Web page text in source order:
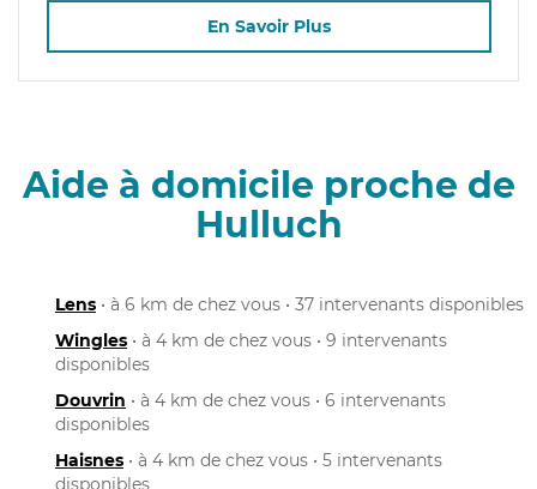
En Savoir Plus
Aide à domicile proche de
Hulluch
Lens • à 6 km de chez vous • 37 intervenants disponibles
Wingles • à 4 km de chez vous • 9 intervenants
disponibles
Douvrin • à 4 km de chez vous • 6 intervenants
disponibles
Haisnes • à 4 km de chez vous • 5 intervenants
disponibles